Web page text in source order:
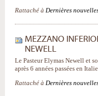
Rattaché à Dernières
MEZZANO
NEWELL
Le Pasteur Elymas Newell et
après 6 années passées en
Rattaché à Dernières